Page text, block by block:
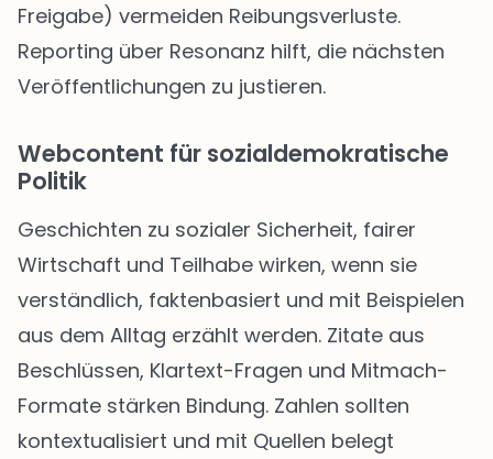
Freigabe) vermeiden Reibungsverluste.
Reporting über Resonanz hilft, die nächsten
Veröffentlichungen zu justieren.
Webcontent für sozialdemokratische
Politik
Geschichten zu sozialer Sicherheit, fairer
Wirtschaft und Teilhabe wirken, wenn sie
verständlich, faktenbasiert und mit Beispielen
aus dem Alltag erzählt werden. Zitate aus
Beschlüssen, Klartext-Fragen und Mitmach-
Formate stärken Bindung. Zahlen sollten
kontextualisiert und mit Quellen belegt